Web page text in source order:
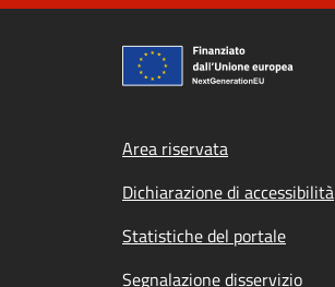
Footer menu
Area riservata
Dichiarazione di accessibilità
Statistiche del portale
Segnalazione disservizio